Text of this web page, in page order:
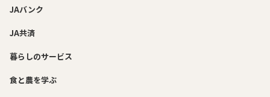
JAバンク
JA共済
暮らしのサービス
食と農を学ぶ